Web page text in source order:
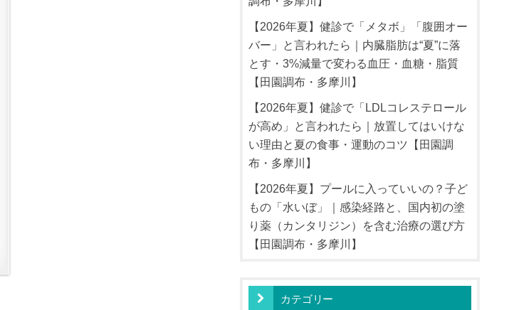
【2026年夏】健診で「メタボ」「腹囲オー
バー」と言われたら｜内臓脂肪は“夏”に落
とす・3%減量で変わる血圧・血糖・脂質
【田園調布・多摩川】
【2026年夏】健診で「LDLコレステロール
が高め」と言われたら｜放置してはいけな
い理由と夏の食事・運動のコツ【田園調
布・多摩川】
【2026年夏】プールに入っていいの？子ど
もの「水いぼ」｜感染経路と、国内初の塗
り薬（カンタリジン）を含む治療の選び方
【田園調布・多摩川】
カテゴリー